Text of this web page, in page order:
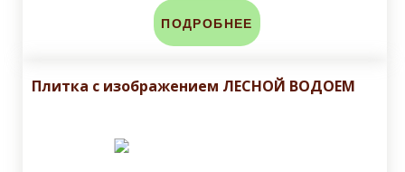
ПОДРОБНЕЕ
Плитка с изображением ЛЕСНОЙ ВОДОЕМ